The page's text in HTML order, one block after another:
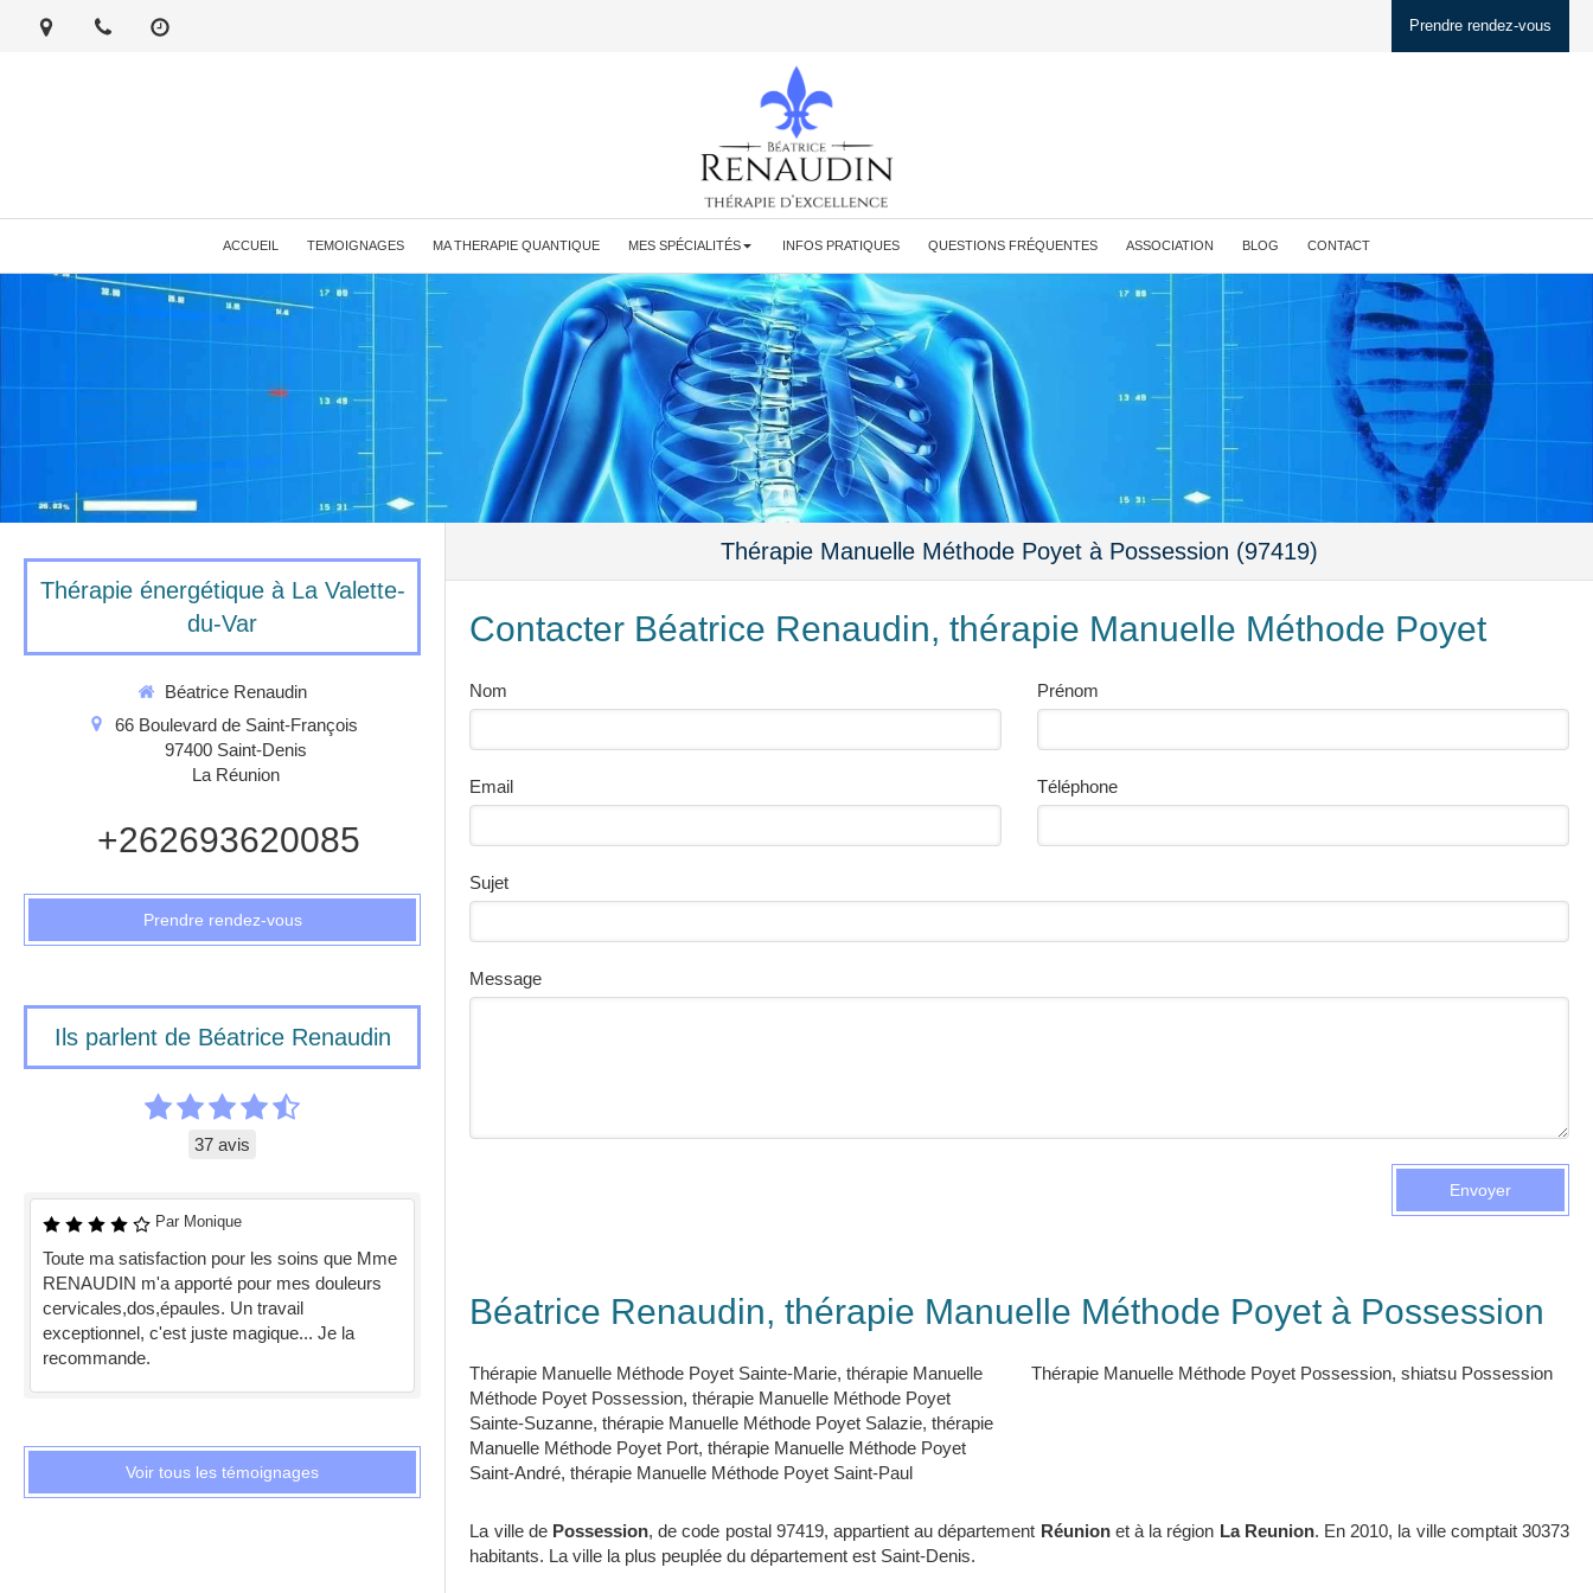
Prendre rendez-vous
ACCUEIL TEMOIGNAGES MA THERAPIE QUANTIQUE MES SPÉCIALITÉS INFOS PRATIQUES QUESTIONS FRÉQUENTES ASSOCIATION BLOG CONTACT
Thérapie Manuelle Méthode Poyet à Possession (97419)
Contacter Béatrice Renaudin, thérapie Manuelle Méthode Poyet
Nom Prénom
Email Téléphone
Sujet
Message
Envoyer
Béatrice Renaudin, thérapie Manuelle Méthode Poyet à Possession
Thérapie Manuelle Méthode Poyet Sainte-Marie,thérapie Manuelle
Méthode Poyet Possession,thérapie Manuelle Méthode Poyet
Sainte-Suzanne,thérapie Manuelle Méthode Poyet Salazie,thérapie
Manuelle Méthode Poyet Port,thérapie Manuelle Méthode Poyet
Saint-André,thérapie Manuelle Méthode Poyet Saint-Paul
Thérapie Manuelle Méthode Poyet Possession,shiatsu Possession
La ville de Possession, de code postal 97419, appartient au département Réunionet à la région La Reunion. En 2010, la ville comptait 30373
habitants. La ville la plus peuplée du département est Saint-Denis.
Thérapie énergétique à La Valette-
du-Var
Béatrice Renaudin
66 Boulevard de Saint-François
97400 Saint-Denis
La Réunion
+262693620085
Prendre rendez-vous
Ils parlent de Béatrice Renaudin
37 avis
Par Monique
Toute ma satisfaction pour les soins que Mme
RENAUDIN m'a apporté pour mes douleurs
cervicales,dos,épaules. Un travail
exceptionnel, c'est juste magique... Je la
recommande.
Voir tous les témoignages